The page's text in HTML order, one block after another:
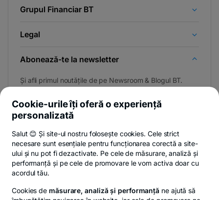
Grupul Financiar BT
Legal
Abonează-te la newsletter
Și afli primul noutățile de pe Newsroom & Blogul BT.
Privacy HubPolitica de confidențialitatePolitica de cookies
Cookie-urile îți oferă o experiență
personalizată
Salut 😊 Și site-ul nostru folosește cookies. Cele strict
necesare sunt esențiale pentru funcționarea corectă a site-
ului și nu pot fi dezactivate. Pe cele de măsurare, analiză și
performanță și pe cele de promovare le vom activa doar cu
acordul tău.
Cookies de măsurare, analiză și performanță ne ajută să